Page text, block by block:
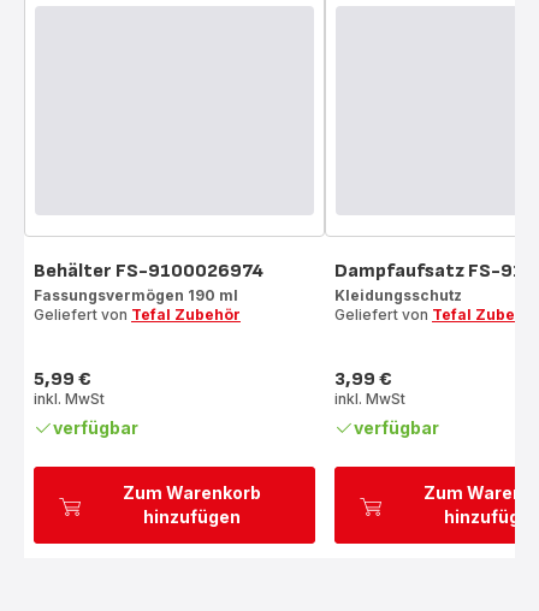
Zum Warenkorb
hinzufügen
Behälter FS-9100026974
Fassungsvermögen 190 ml
Geliefert von Tefal Zubehör
Preis
5,99 €
inkl. MwSt
verfügbar
Zum
Dampfaufsatz FS-
Kleidungsschutz
Geliefert von Tefal
Preis
3,99 €
inkl. MwSt
verfügbar